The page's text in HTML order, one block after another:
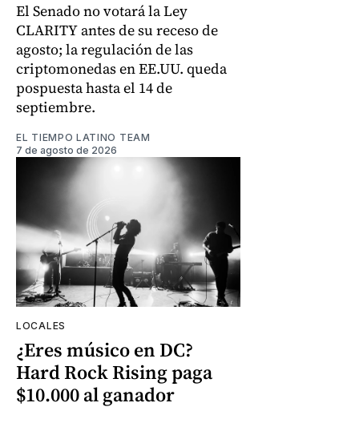
El Senado no votará la Ley
CLARITY antes de su receso de
agosto; la regulación de las
criptomonedas en EE.UU. queda
pospuesta hasta el 14 de
septiembre.
EL TIEMPO LATINO TEAM
7 de agosto de 2026
LOCALES
¿Eres músico en DC?
Hard Rock Rising paga
$10.000 al ganador